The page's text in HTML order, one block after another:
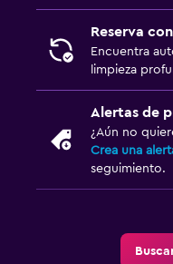
Reserva
Encuentra
limpieza
Alertas de
¿Aún no
Crea una
seguimiento.